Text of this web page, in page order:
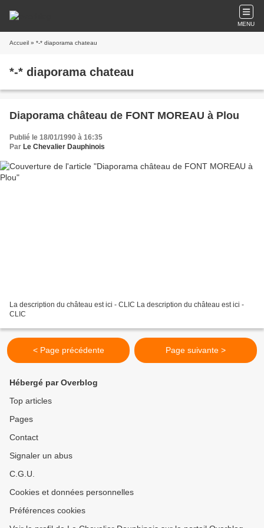
MENU
Accueil » *-* diaporama chateau
*-* diaporama chateau
Diaporama château de FONT MOREAU à Plou
Publié le 18/01/1990 à 16:35
Par Le Chevalier Dauphinois
La description du château est ici - CLIC La description du château est ici -
CLIC
< Page précédente Page suivante >
Hébergé par Overblog
Top articles
Pages
Contact
Signaler un abus
C.G.U.
Cookies et données personnelles
Préférences cookies